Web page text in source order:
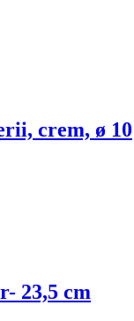
crem, ø 10
- 23,5 cm